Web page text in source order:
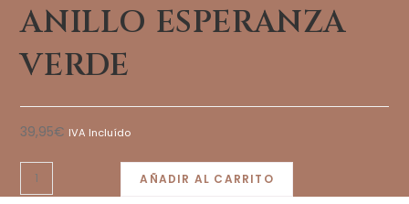
ANILLO ESPERANZA
VERDE
39,95€ IVA Incluído
AÑADIR AL CARRITO